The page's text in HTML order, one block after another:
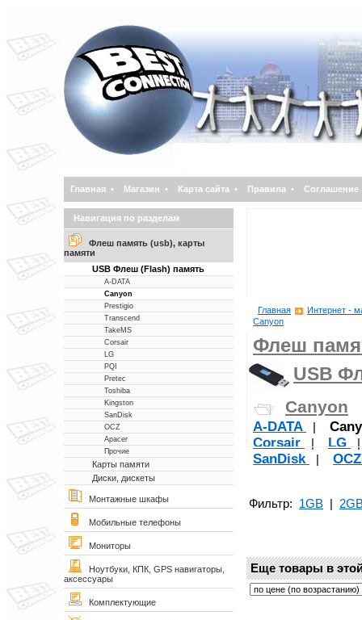
Главная • Магазин • Карта сайта • Правила • Соглашение
Навигация по разделам
Флеш память (usb), карты
памяти
USB Флеш (Flash) память
A-DATA
Canyon
Prestigio
Transcend
TakeMS
Corsair
LG
PQI
Pretec
Toshiba
Kingston
SanDisk
OCZ
Apacer
Прочие
Карты памяти
Диски, дискеты
Монтажные шкафы
Мобильные телефоны
Мониторы
Ноутбуки, КПК, GPS навигаторы,
аксессуары
Комплектующие
Главная
Интернет -
Canyon
Флеш
USB
Canyon
A-DATA |
Corsair
| LG
SanDisk |
Фильтр: 1GB |
Еще товары в